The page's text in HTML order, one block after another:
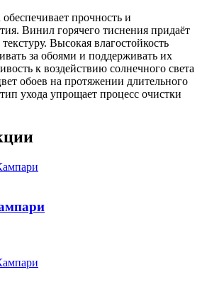
прочность и
Винил горячего тиснения придаёт
Высокая влагостойкость
за обоями и поддерживать их
к воздействию солнечного света
обоев на протяжении длительного
ухода упрощает процесс очистки